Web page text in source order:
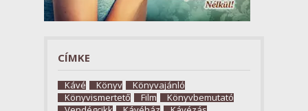
CÍMKE
Kávé Könyv
Könyvajánló
Könyvismertető
Film
Könyvbemutató